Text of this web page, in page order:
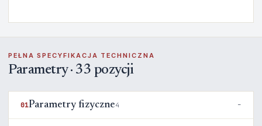
PEŁNA SPECYFIKACJA TECHNICZNA
Parametry · 33 pozycji
01Parametry fizyczne4